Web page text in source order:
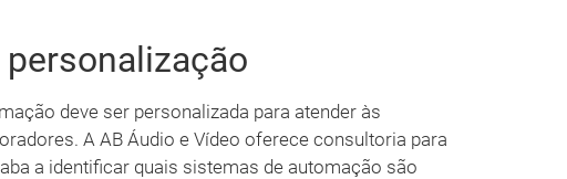
deve ser personalizada para atender às
A AB Áudio e Vídeo oferece consultoria para
a identificar quais sistemas de automação são